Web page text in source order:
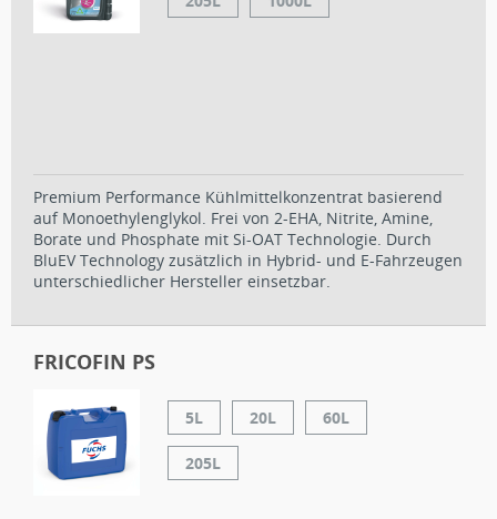
Premium Performance Kühlmittelkonzentrat basierend
auf Monoethylenglykol. Frei von 2-EHA, Nitrite, Amine,
Borate und Phosphate mit Si-OAT Technologie. Durch
BluEV Technology zusätzlich in Hybrid- und E-Fahrzeugen
unterschiedlicher Hersteller einsetzbar.
FRICOFIN PS
5L 20L 60L
205L